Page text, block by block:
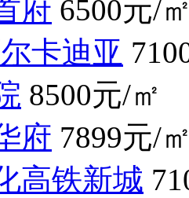
府 6500元/
卡迪亚
8500元/㎡
府 7899元/
高铁新城